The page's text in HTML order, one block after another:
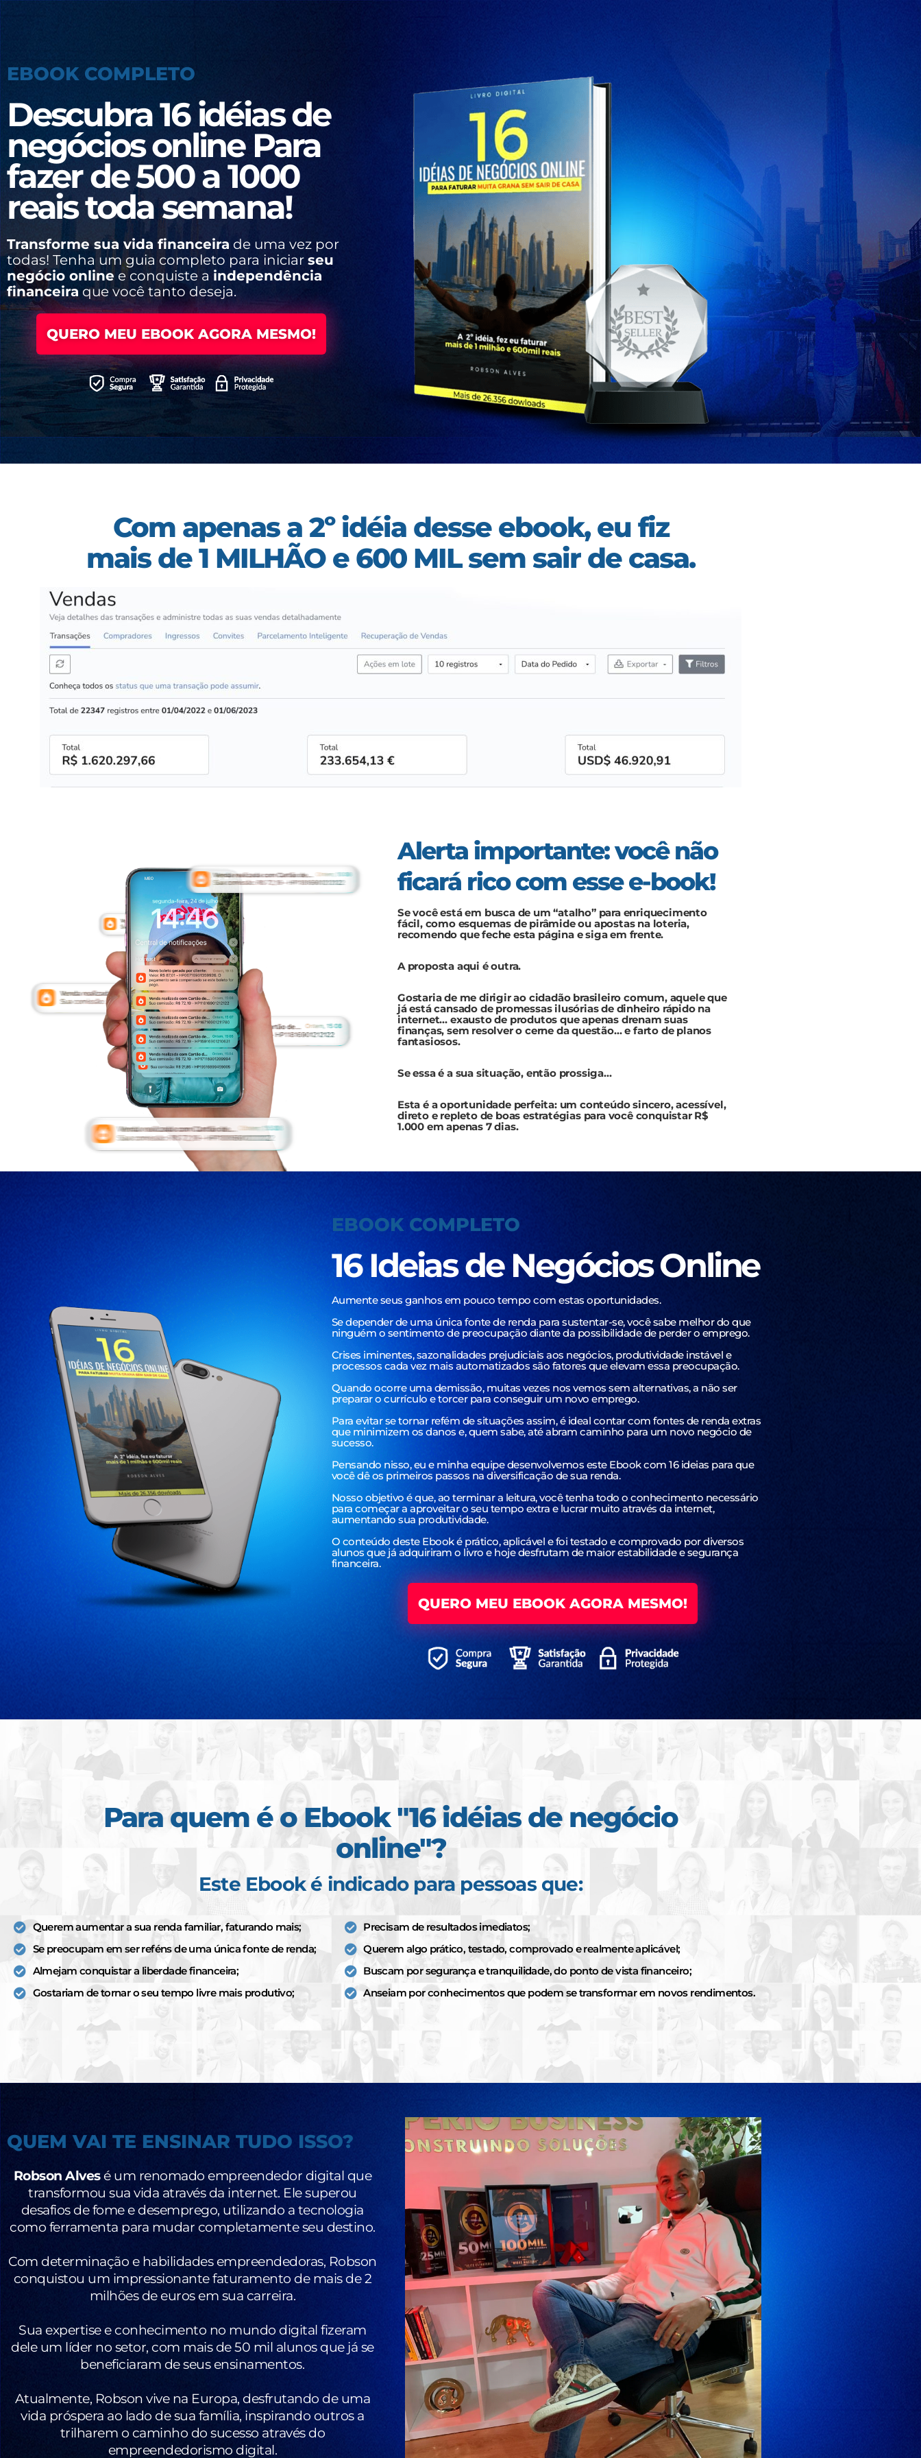
EBOOK COMPLETO
Descubra 16 idéias de
negócios online Para
fazer de 500 a 1000
reais toda semana!
Transforme sua vida financeira de uma vez por
todas! Tenha um guia completo para iniciar seu
negócio online e conquiste a independência
financeira que você tanto deseja.
QUERO MEU EBOOK AGORA MESMO!
Com apenas a 2º idéia desse ebook, eu fiz
mais de1 MILHÃO e 600 MILsem sair de casa.
Alerta importante: você não
ficará rico com esse e-book!
Se você está em busca de um “atalho” para enriquecimento
fácil, como esquemas de pirâmide ou apostas na loteria,
recomendo que feche esta página e siga em frente.
A proposta aqui é outra.
Gostaria de me dirigir ao cidadão brasileiro comum, aquele que
já está cansado de promessas ilusórias de dinheiro rápido na
internet… exausto de produtos que apenas drenam suas
finanças, sem resolver o cerne da questão… e farto de planos
fantasiosos.
Se essa é a sua situação, então prossiga…
Esta é a oportunidade perfeita: um conteúdo sincero, acessível,
direto e repleto de boas estratégias para você conquistar R$
1.000 em apenas 7 dias.
EBOOK COMPLETO
16 Ideias de Negócios Online
Aumente seus ganhos em pouco tempo com estas oportunidades.
Se depender de uma única fonte de renda para sustentar-se, você sabe melhor do que
ninguém o sentimento de preocupação diante da possibilidade de perder o emprego.
Crises iminentes, sazonalidades prejudiciais aos negócios, produtividade instável e
processos cada vez mais automatizados são fatores que elevam essa preocupação.
Quando ocorre uma demissão, muitas vezes nos vemos sem alternativas, a não ser
preparar o currículo e torcer para conseguir um novo emprego.
Para evitar se tornar refém de situações assim, é ideal contar com fontes de renda extras
que minimizem os danos e, quem sabe, até abram caminho para um novo negócio de
sucesso.
Pensando nisso, eu e minha equipe desenvolvemos este Ebook com 16 ideias para que
você dê os primeiros passos na diversificação de sua renda.
Nosso objetivo é que, ao terminar a leitura, você tenha todo o conhecimento necessário
para começar a aproveitar o seu tempo extra e lucrar muito através da internet,
aumentando sua produtividade.
O conteúdo deste Ebook é prático, aplicável e foi testado e comprovado por diversos
alunos que já adquiriram o livro e hoje desfrutam de maior estabilidade e segurança
financeira.
QUERO MEU EBOOK AGORA MESMO!
Para quem é o Ebook "16 idéias de negócio
online"?
Este Ebook é indicado para pessoas que:
Querem aumentar a sua renda familiar, faturando mais;
Se preocupam em ser reféns de uma única fonte de renda;
Almejam conquistar a liberdade financeira;
Gostariam de tornar o seu tempo livre mais produtivo;
Precisam de resultados imediatos;
Querem algo prático, testado, comprovado e realmente aplicável;
Buscam por segurança e tranquilidade, do ponto de vista financeiro;
Anseiam por conhecimentos que podem se transformar em novos rendimentos.
QUEM VAI TE ENSINAR TUDO ISSO?
Robson Alvesé um renomado empreendedor digital que
transformou sua vida através da internet. Ele superou
desafios de fome e desemprego, utilizando a tecnologia
como ferramenta para mudar completamente seu destino.
Com determinação e habilidades empreendedoras, Robson
conquistou um impressionante faturamento de mais de 2
milhões de euros em sua carreira.
Sua expertise e conhecimento no mundo digital fizeram
dele um líder no setor, com mais de 50 mil alunos que já se
beneficiaram de seus ensinamentos.
Atualmente, Robson vive na Europa, desfrutando de uma
vida próspera ao lado de sua família, inspirando outros a
trilharem o caminho do sucesso através do
empreendedorismo digital.